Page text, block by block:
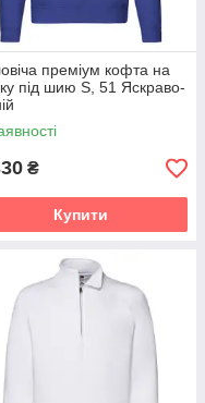
преміум кофта на
під шию S, 51 Яскраво-
₴
Купити